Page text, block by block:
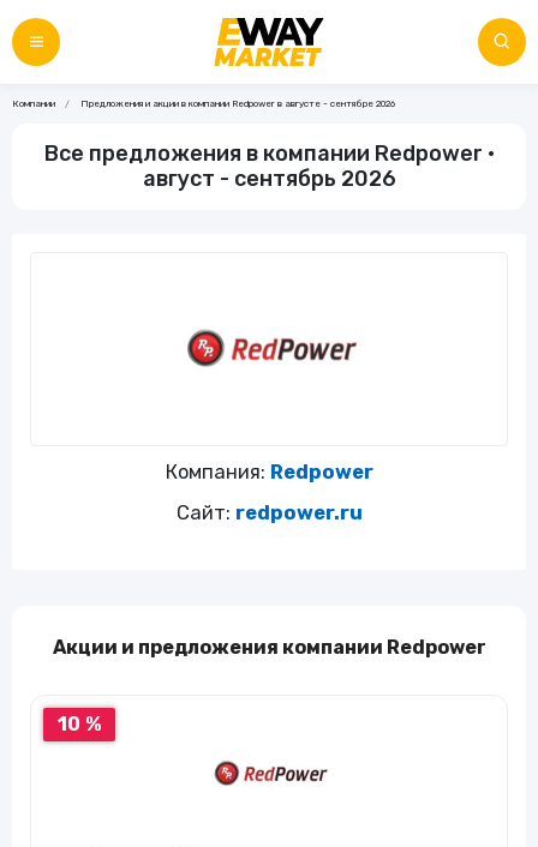
Компании Предложения и акции в компании Redpower в августе - сентябре 2026
Все предложения в компании Redpower •
август - сентябрь 2026
Компания: Redpower
Сайт: redpower.ru
Акции и предложения компании Redpower
10 %